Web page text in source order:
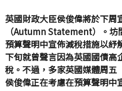
英國財政大臣侯俊偉將於下周
（Autumn Statement）。坊
預算聲明中宣佈減稅措施以紓
下旬就曾聲言因為英國國債高
稅。不過，多家英國媒體周五
侯俊偉正在考慮在預算聲明中